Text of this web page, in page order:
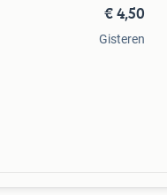
€ 4,50
Gisteren